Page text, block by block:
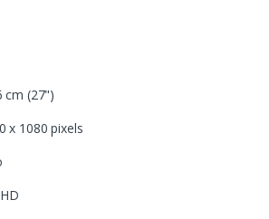
cm (27")
x 1080 pixels